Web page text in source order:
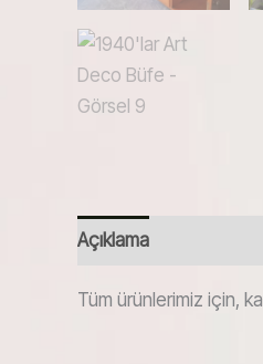
Açıklama
Tüm ürünlerimiz için,